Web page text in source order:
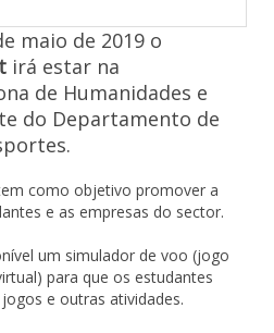
maio de 2019 o
irá estar na
de Humanidades e
do Departamento de
como objetivo promover a
e as empresas do sector.
um simulador de voo (jogo
para que os estudantes
e outras atividades.